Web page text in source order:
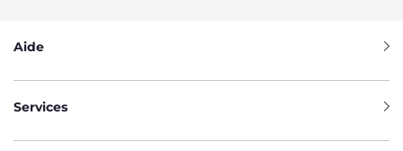
Aide
Services